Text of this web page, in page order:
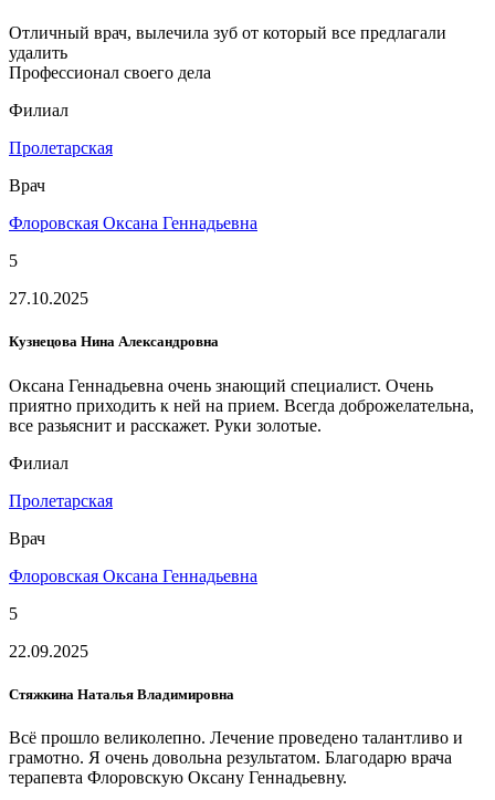
Отличный врач, вылечила зуб от который все предлагали
удалить
Профессионал своего дела
Филиал
Пролетарская
Врач
Флоровская Оксана Геннадьевна
5
27.10.2025
Кузнецова Нина Александровна
Оксана Геннадьевна очень знающий специалист. Очень
приятно приходить к ней на прием. Всегда доброжелательна,
все разьяснит и расскажет. Руки золотые.
Филиал
Пролетарская
Врач
Флоровская Оксана Геннадьевна
5
22.09.2025
Стяжкина Наталья Владимировна
Всё прошло великолепно. Лечение проведено талантливо и
грамотно. Я очень довольна результатом. Благодарю врача
терапевта Флоровскую Оксану Геннадьевну.